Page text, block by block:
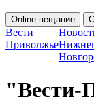
Online вещание
Вести
Приволжье
"Вести-